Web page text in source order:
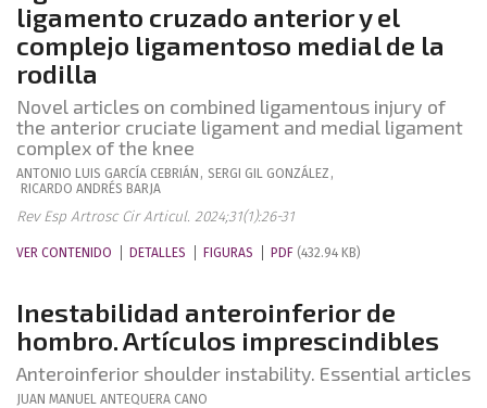
ligamento cruzado anterior y el
complejo ligamentoso medial de la
rodilla
Novel articles on combined ligamentous injury of
the anterior cruciate ligament and medial ligament
complex of the knee
ANTONIO LUIS GARCÍA CEBRIÁN , SERGI GIL GONZÁLEZ ,
RICARDO ANDRÉS BARJA
Rev Esp Artrosc Cir Articul. 2024;31(1):26-31
VER CONTENIDO DETALLES FIGURAS PDF (432.94 KB)
Inestabilidad anteroinferior de
hombro. Artículos imprescindibles
Anteroinferior shoulder instability. Essential articles
JUAN MANUEL ANTEQUERA CANO